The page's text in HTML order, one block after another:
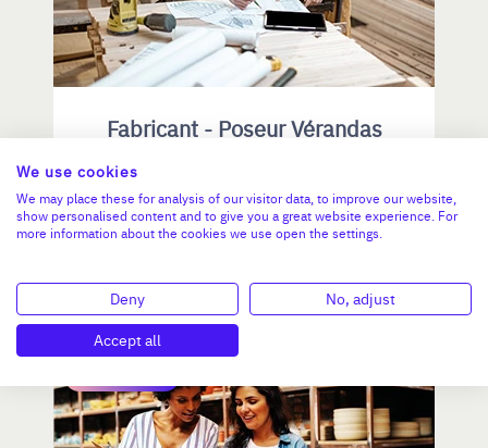
Fabricant - Poseur Vérandas
CA :1 331 422 €
Valeur demandée :1 240 000 €
N°18757
We use cookies
We may place these for analysis of our visitor data, to improve our website,
show personalised content and to give you a great website experience. For
more information about the cookies we use open the settings.
Deny
No, adjust
Accept all